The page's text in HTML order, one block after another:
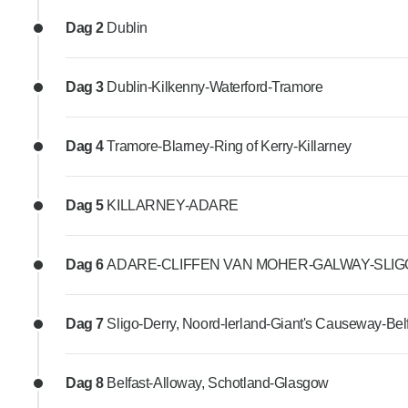
Dag 2 Dublin
Dag 3 Dublin-Kilkenny-Waterford-Tramore
Dag 4Tramore-Blarney-Ring of Kerry-Killarney
Dag 5 KILLARNEY-ADARE
Dag 6ADARE-CLIFFEN VAN MOHER-GALWAY-
Dag 7 Sligo-Derry, Noord-Ierland-Giant's Causeway-
Dag 8 Belfast-Alloway, Schotland-Glasgow